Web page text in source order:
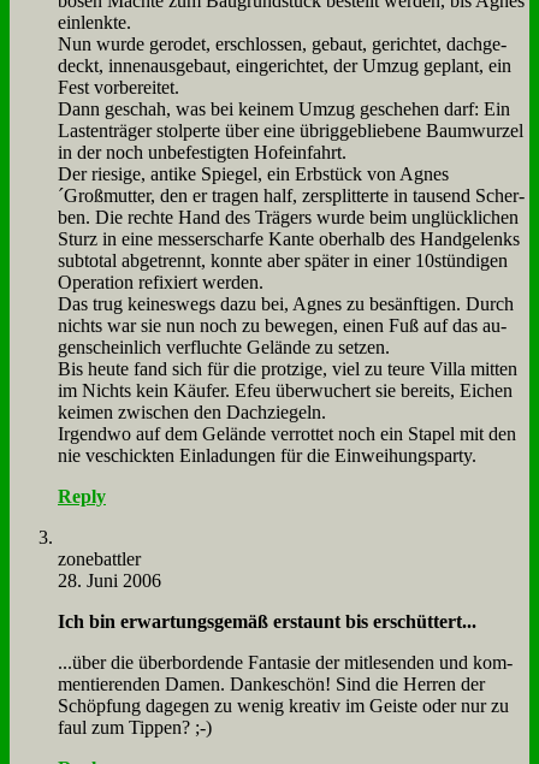
ein­lenk­te.
Nun wur­de ge­ro­det, er­schlos­sen, ge­baut, ge­rich­tet, dach­ge­
deckt, in­nen­aus­ge­baut, ein­ge­rich­tet, der Um­zug ge­plant, ein
Fest vor­be­rei­tet.
Dann ge­schah, was bei kei­nem Um­zug ge­sche­hen darf: Ein
La­sten­trä­ger stol­per­te über ei­ne üb­rig­ge­blie­be­ne Baum­wur­zel
in der noch un­be­fe­stig­ten Hof­ein­fahrt.
Der rie­si­ge, an­ti­ke Spie­gel, ein Erb­stück von Agnes
´Großmutter, den er tra­gen half, zer­split­ter­te in tau­send Scher­
ben. Die rech­te Hand des Trä­gers wur­de beim un­glück­li­chen
Sturz in ei­ne mes­ser­schar­fe Kan­te ober­halb des Hand­ge­lenks
sub­to­tal ab­ge­trennt, konn­te aber spä­ter in ei­ner 10stündigen
Ope­ra­ti­on re­fi­xiert wer­den.
Das trug kei­nes­wegs da­zu bei, Agnes zu be­sänf­ti­gen. Durch
nichts war sie nun noch zu be­we­gen, ei­nen Fuß auf das au­
gen­schein­lich ver­fluch­te Ge­län­de zu set­zen.
Bis heu­te fand sich für die prot­zi­ge, viel zu teu­re Vil­la mit­ten
im Nichts kein Käu­fer. Efeu über­wu­chert sie be­reits, Ei­chen
kei­men zwi­schen den Dach­zie­geln.
Ir­gend­wo auf dem Ge­län­de ver­rot­tet noch ein Sta­pel mit den
nie ve­schick­ten Ein­la­dun­gen für die Ein­wei­hungs­par­ty.
Reply
zone­batt­ler
28. Juni 2006
Ich bin er­war­tungs­ge­mäß er­staunt bis er­schüt­tert...
...über die über­bor­den­de Fan­ta­sie der mit­le­sen­den und kom­
men­tie­ren­den Da­men. Dan­ke­schön! Sind die Her­ren der
Schöp­fung da­ge­gen zu we­nig krea­tiv im Gei­ste oder nur zu
faul zum Tip­pen? ;-)